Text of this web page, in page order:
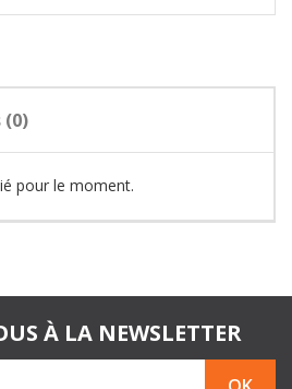
pour le moment.
À LA NEWSLETTER